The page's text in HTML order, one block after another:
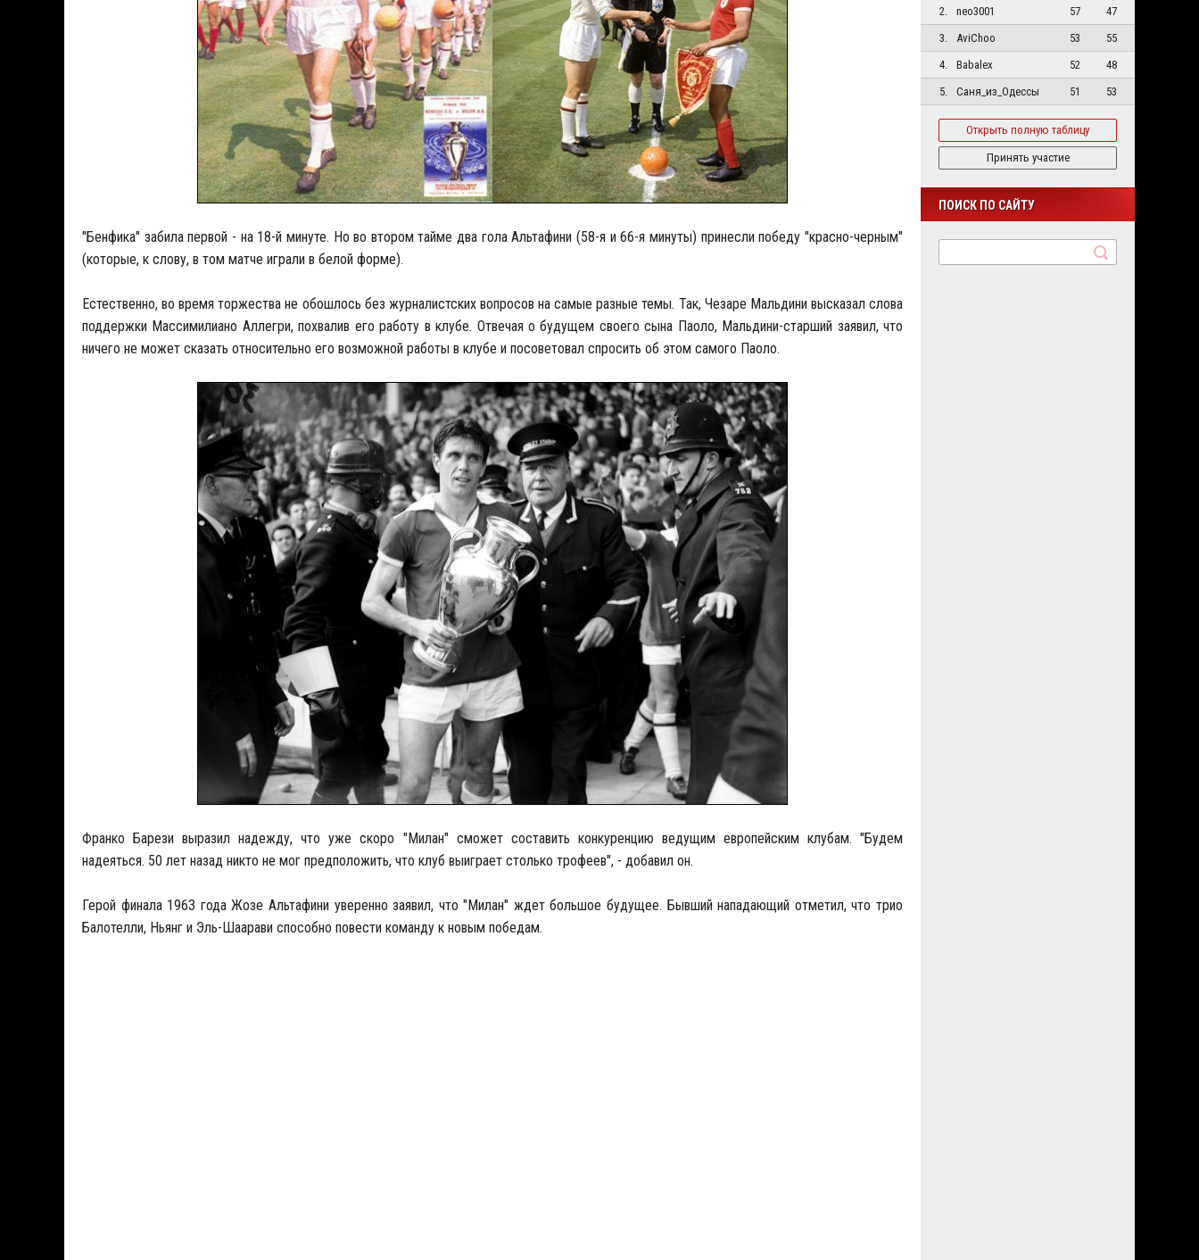
"Бенфика" забила первой - на 18-й минуте. Но во втором тайме два гола Альтафини (58-я и 66-я минуты) принесли победу "красно-черным"
(которые, к слову, в том матче играли в белой форме).
Естественно, во время торжества не обошлось без журналистских вопросов на самые разные темы. Так, Чезаре Мальдини высказал слова
поддержки Массимилиано Аллегри, похвалив его работу в клубе. Отвечая о будущем своего сына Паоло, Мальдини-старший заявил, что
ничего не может сказать относительно его возможной работы в клубе и посоветовал спросить об этом самого Паоло.
Франко Барези выразил надежду, что уже скоро "Милан" сможет составить конкуренцию ведущим европейским клубам. "Будем
надеяться. 50 лет назад никто не мог предположить, что клуб выиграет столько трофеев", - добавил он.
Герой финала 1963 года Жозе Альтафини уверенно заявил, что "Милан" ждет большое будущее. Бывший нападающий отметил, что трио
Балотелли, Ньянг и Эль-Шаарави способно повести команду к новым победам.
2.
neo3001 57
47
3.
AviChoo 53
55
4.
Babalex 52
48
5.
Саня_из_Одессы 51 53
Открыть полную таблицу
Принять участие
ПОИСК ПО САЙТУ